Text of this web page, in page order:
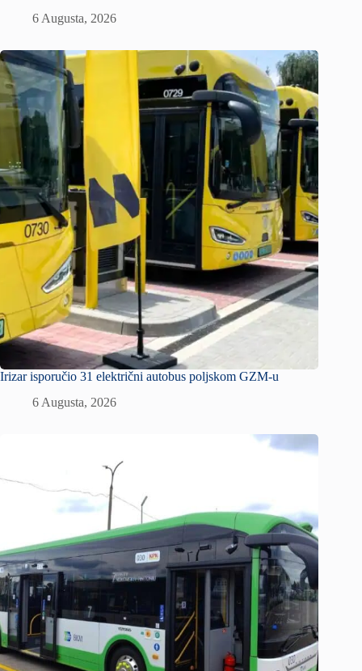
6 Augusta, 2026
Irizar isporučio 31 električni autobus poljskom GZM-u
6 Augusta, 2026